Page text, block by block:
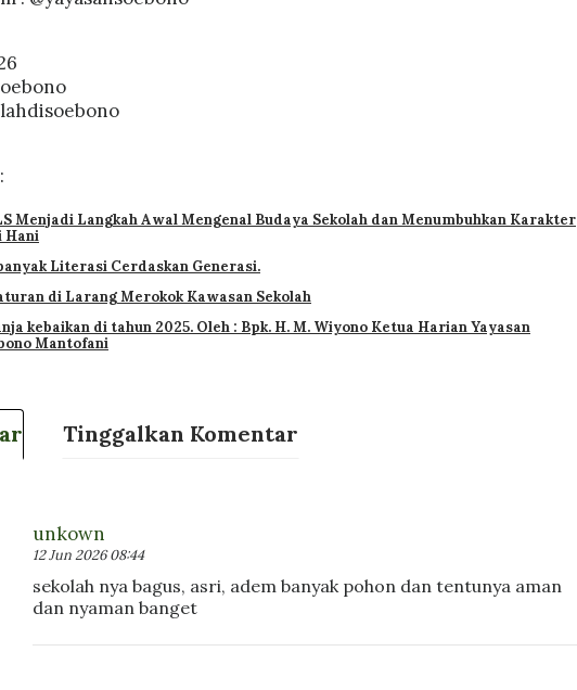
Menjadi Langkah Awal Mengenal Budaya Sekolah dan Menumbuhkan Karakter
Hani
Literasi Cerdaskan Generasi.
di Larang Merokok Kawasan Sekolah
kebaikan di tahun 2025. Oleh : Bpk. H. M. Wiyono Ketua Harian Yayasan
Mantofani
Tinggalkan Komentar
unkown
12 Jun 2026 08:44
sekolah nya bagus, asri, adem banyak pohon dan tentunya aman
dan nyaman banget